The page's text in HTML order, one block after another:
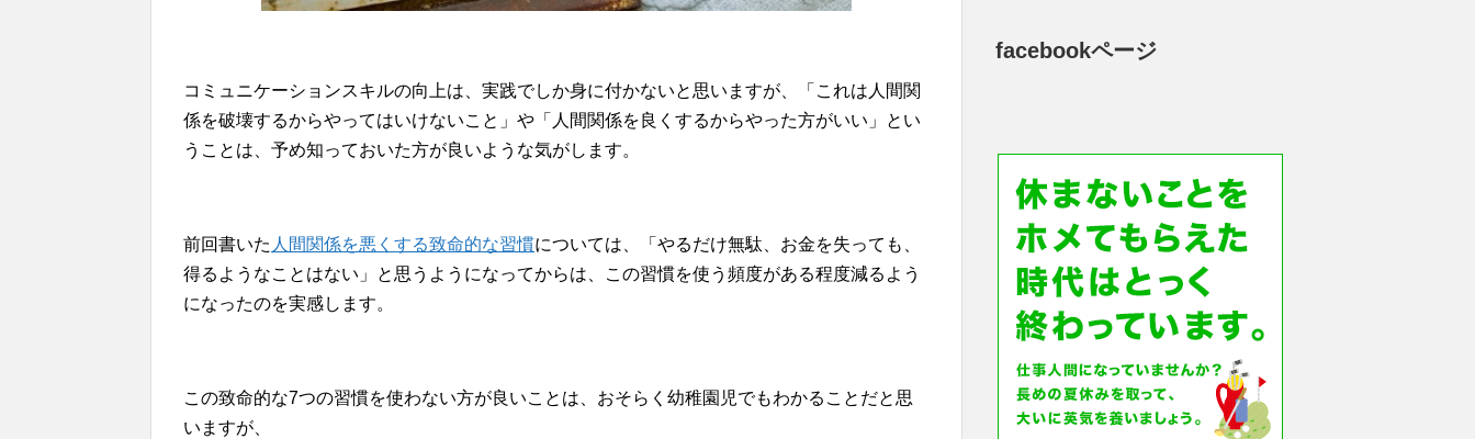
コミュニケーションスキルの向上は、実践でしか身に付かないと思いますが、「これは人間関
係を破壊するからやってはいけないこと」や「人間関係を良くするからやった方がいい」とい
うことは、予め知っておいた方が良いような気がします。
前回書いた 人間関係を悪くする致命的な習慣については、「やるだけ無駄、お金を失っても、
得るようなことはない」と思うようになってからは、この習慣を使う頻度がある程度減るよう
になったのを実感します。
この致命的な7つの習慣を使わない方が良いことは、おそらく幼稚園児でもわかることだと思
いますが、
facebookページ